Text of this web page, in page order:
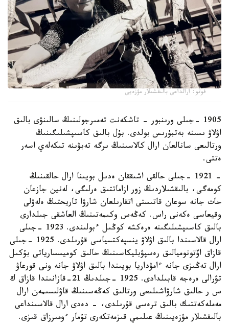
فوتو: ارالداعى بالىقشىلار مۋزەيى
1905 -جىلى ورىنبور - تاشكەنت تەمىرجولىنىڭ سالىنۋى بالىق
اۋلاۋ ىسىنە بەتبۇرىس بولدى. بۇل بالىق كاسىپشىلىگىنىڭ
ورتالىعى سانالعان ارال كالاسىنىڭ ىرگە تەبۋىنە تىكەلەي اسەر
ەتتى.
- 1921 -جىلى حالقى اشىققان ەدىل بويىنا ارال حالقىنىڭ
كومەگى، بالىقشىلاردىڭ زور ازاماتتىق ەرلىگى، لەنين جازعان
حات جانە سوعان قاتىستى اتقارىلعان شارۋا تاريحتىڭ ەلەۋلى
وقيعاسى ەكەنى راس. كەڭەس وكىمەتىنىڭ العاشقى جىلدارى
بالىق كاسىپشىلىگىنە ەرەكشە كوڭىل ءبولىندى. 1923 -جىلى
ارال قالاسىندا بالىق اۋلاۋ ينسپەكتسياسى قۇرىلدى. 1925 -جىلى
قازاق اۆتونوميالىق رەسپۋبليكاسىنىڭ حالىق كوميسسارياتى بۇكىل
ارال تەڭىزى جانە ءامۋداريا بويىندا بالىق اۋلاۋ جانە ونى قورعاۋ
تۋرالى ەرەجە قابىلدادى. 1925 -جىلدىڭ 21-قازانىندا قازاق ك
س ر حالىق شارۋاشىلىعى ورتالىق كەڭەسىنىڭ قاۋلىسىمەن ارال
مەملەكەتتىك بالىق ترەسى قۇرىلدى، - دەدى ارال قالاسىنداعى
بالىقشىلار مۋزەيىنىڭ عىلىمي قىزمەتكەرى تۇمار ءومىرزاق قىزى.